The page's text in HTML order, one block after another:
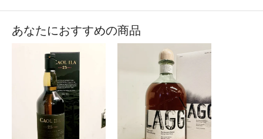
あなたにおすすめの商品